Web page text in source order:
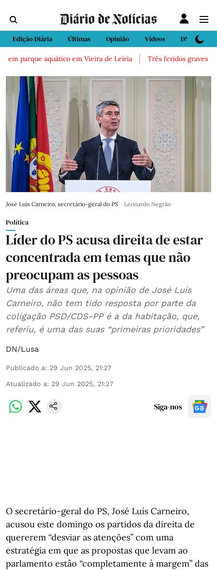
Edição Diária Últimas Opinião Vídeos DN Sport
parque aquático em Vieira de Leiria Três feridos graves após
José Luís Carneiro, secretário-geral do PS Leonardo Negrão
Política
Líder do PS acusa direita de estar
concentrada em temas que não
preocupam as pessoas
Uma das áreas que, na opinião de José Luís
Carneiro, não tem tido resposta por parte da
coligação PSD/CDS-PP é a da habitação, que,
referiu, é uma das suas “primeiras prioridades”
DN/Lusa
Publicado a: 29 Jun 2025, 21:27
Atualizado a: 29 Jun 2025, 21:27
Siga-nos
O secretário-geral do PS, José Luís Carneiro,
acusou este domingo os partidos da direita de
quererem “desviar as atenções” com uma
estratégia em que as propostas que levam ao
parlamento estão “completamente à margem” das